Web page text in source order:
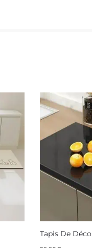
Tapis De